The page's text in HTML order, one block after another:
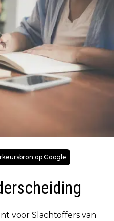
op Google
voor Slachtoffers van